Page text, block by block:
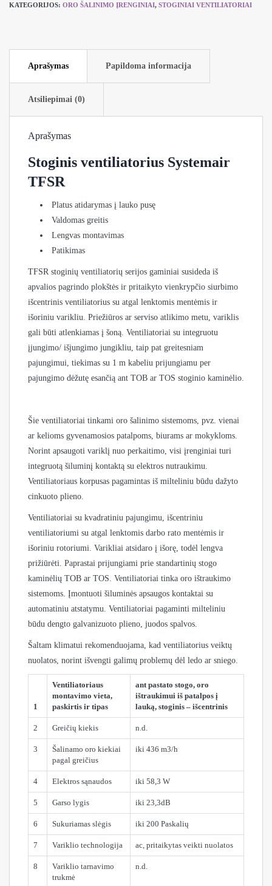
KATEGORIJOS: ORO ŠALINIMO ĮRENGINIAI, STOGINIAI VENTILIATORIAI
Aprašymas Papildoma informacija
Atsiliepimai (0)
Aprašymas
Stoginis ventiliatorius Systemair
TFSR
Platus atidarymas į lauko pusę
Valdomas greitis
Lengvas montavimas
Patikimas
TFSR stoginių ventiliatorių serijos gaminiai susideda iš
apvalios pagrindo plokštės ir pritaikyto vienkrypčio siurbimo
išcentrinis ventiliatorius su atgal lenktomis mentėmis ir
išoriniu varikliu. Priežiūros ar serviso atlikimo metu, variklis
gali būti atlenkiamas į šoną. Ventiliatoriai su integruotu
įjungimo/ išjungimo jungikliu, taip pat greitesniam
pajungimui, tiekimas su 1 m kabeliu prijungiamu per
pajungimo dėžutę esančią ant TOB ar TOS stoginio kaminėlio.
Šie ventiliatoriai tinkami oro šalinimo sistemoms, pvz. vienai
ar kelioms gyvenamosios patalpoms, biurams ar mokykloms.
Norint apsaugoti variklį nuo perkaitimo, visi įrenginiai turi
integruotą šiluminį kontaktą su elektros nutraukimu.
Ventiliatoriaus korpusas pagamintas iš milteliniu būdu dažyto
cinkuoto plieno.
Ventiliatoriai su kvadratiniu pajungimu, išcentriniu
ventiliatoriumi su atgal lenktomis darbo rato mentėmis ir
išoriniu rotoriumi. Varikliai atsidaro į išorę, todėl lengva
prižiūrėti. Paprastai prijungiami prie standartinių stogo
kaminėlių TOB ar TOS. Ventiliatoriai tinka oro ištraukimo
sistemoms. Įmontuoti šiluminės apsaugos kontaktai su
automatiniu atstatymu. Ventiliatoriai pagaminti milteliniu
būdu dengto galvanizuoto plieno, juodos spalvos.
Šaltam klimatui rekomenduojama, kad ventiliatorius veiktų
nuolatos, norint išvengti galimų problemų dėl ledo ar sniego.
1
Ventiliatoriaus
montavimo vieta,
paskirtis ir tipas
ant pastato stogo, oro
ištraukimui iš patalpos į
lauką, stoginis – išcentrinis
2 Greičių kiekis n.d.
3
Šalinamo oro kiekiai
pagal greičius
iki 436 m3/h
4 Elektros sąnaudos iki 58,3 W
5 Garso lygis iki 23,3dB
6 Sukuriamas slėgis iki 200 Paskalių
7 Variklio technologija ac, pritaikytas veikti nuolatos
8
Variklio tarnavimo
trukmė
n.d.